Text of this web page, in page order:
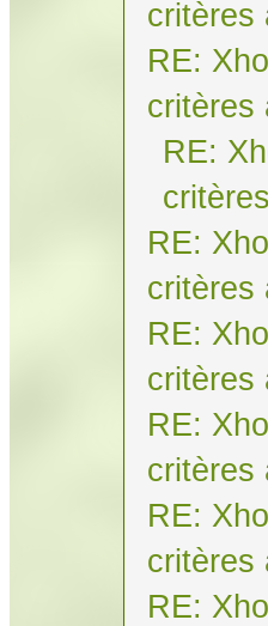
critères
RE:
critères
RE:
RE:
critères
RE:
critères
RE:
critères
RE:
critères
RE: